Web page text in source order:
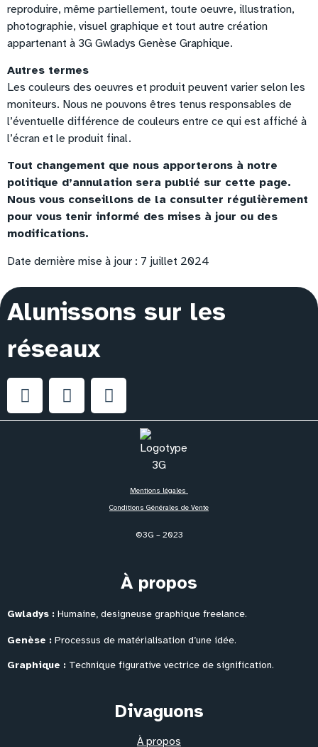
reproduire, même partiellement, toute oeuvre, illustration,
photographie, visuel graphique et tout autre création
appartenant à 3G Gwladys Genèse Graphique.
Autres termes
Les couleurs des oeuvres et produit peuvent varier selon les
moniteurs. Nous ne pouvons êtres tenus responsables de
l’éventuelle différence de couleurs entre ce qui est affiché à
l’écran et le produit final.
Tout changement que nous apporterons à notre
politique d’annulation sera publié sur cette page.
Nous vous conseillons de la consulter régulièrement
pour vous tenir informé des mises à jour ou des
modifications.
Date dernière mise à jour : 7 juillet 2024
Alunissons sur les
réseaux
Mentions légales
Conditions Générales de Vente
©3G – 2023
À propos
Gwladys : Humaine, designeuse graphique freelance.
Genèse : Processus de matérialisation d’une idée.
Graphique : Technique figurative vectrice de signification.
Divaguons
À propos